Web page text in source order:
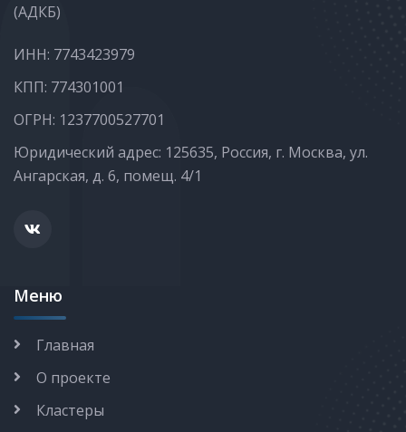
(АДКБ)
ИНН: 7743423979
КПП: 774301001
ОГРН: 1237700527701
Юридический адрес: 125635, Россия, г. Москва, ул.
Ангарская, д. 6, помещ. 4/1
Меню
Главная
О проекте
Кластеры